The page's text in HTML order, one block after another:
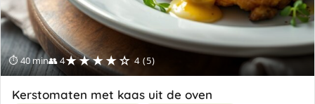
⏱ 40 min👥 4★★★★☆ 4 (5)
Kerstomaten met kaas uit de oven